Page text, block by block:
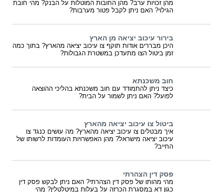
מהן זכויות ערב? מהן החובות המוטלות על הבנק? מהי חובת
הגילוי? האם ניתן לקבל פטור מערבות?
בירור עיכוב יציאה מן הארץ
היכן מבררים אודות תוקף צו עיכוב יציאה מהארץ? בתוך כמה
זמן ביטול הצו מתעדכן במשטרת הגבולות?
חוב משכנתא
כיצד ניתן להתמודד עם חוב משכנתא בהליכי ההוצאה
לפועל? האם ניתן לשמור על הבית?
ביטול צו עיכוב יציאה מהארץ
איך מבטלים צו עיכוב יציאה מהארץ? מה עושים כנגד צו
עיכוב יציאה מישראל? מהן האפשרויות העומדות לרשותו של
החייב?
פסק דין הצהרתי
מהי מהותו של פסק דין הצהרתי? האם ניתן לבקש פסק דין
כגון דא במסגרת הכרזה על בעלות במיטלטלין? מהי